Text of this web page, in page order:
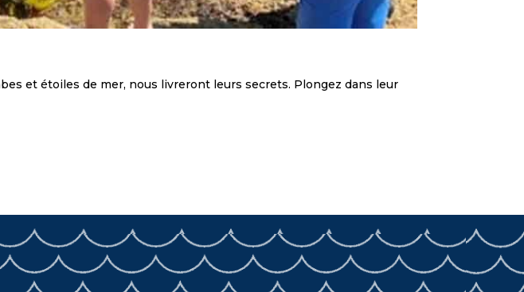
et étoiles de mer, nous livreront leurs secrets. Plongez dans leur